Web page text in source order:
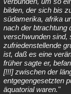
bilden, der sich bis
südamerika, afrika
nach der btrachtung
verschwunden sind,
zufriedenstellende
ist, daß es eine
früher sagte er,
[!!!] zwischen der
entgegengesetzten
äquatorial waren."